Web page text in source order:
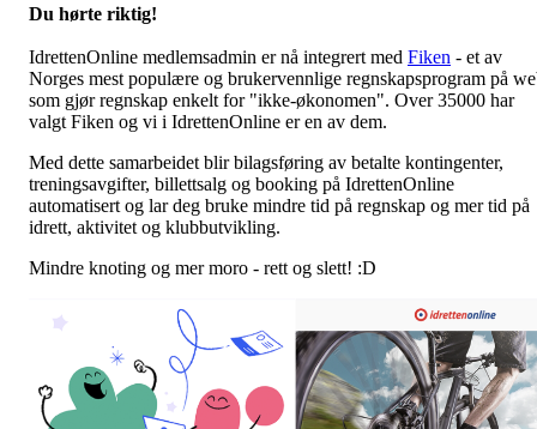
Du hørte riktig!
IdrettenOnline medlemsadmin er nå integrert med Fiken - et av
Norges mest populære og brukervennlige regnskapsprogram på
som gjør regnskap enkelt for "ikke-økonomen". Over 35000 har
valgt Fiken og vi i IdrettenOnline er en av dem.
Med dette samarbeidet blir bilagsføring av betalte kontingenter,
treningsavgifter, billettsalg og booking på IdrettenOnline
automatisert og lar deg bruke mindre tid på regnskap og mer tid på
idrett, aktivitet og klubbutvikling.
Mindre knoting og mer moro - rett og slett! :D